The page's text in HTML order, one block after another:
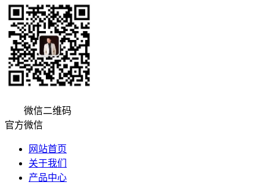
微信二维码
官方微信
网站首页
关于我们
产品中心